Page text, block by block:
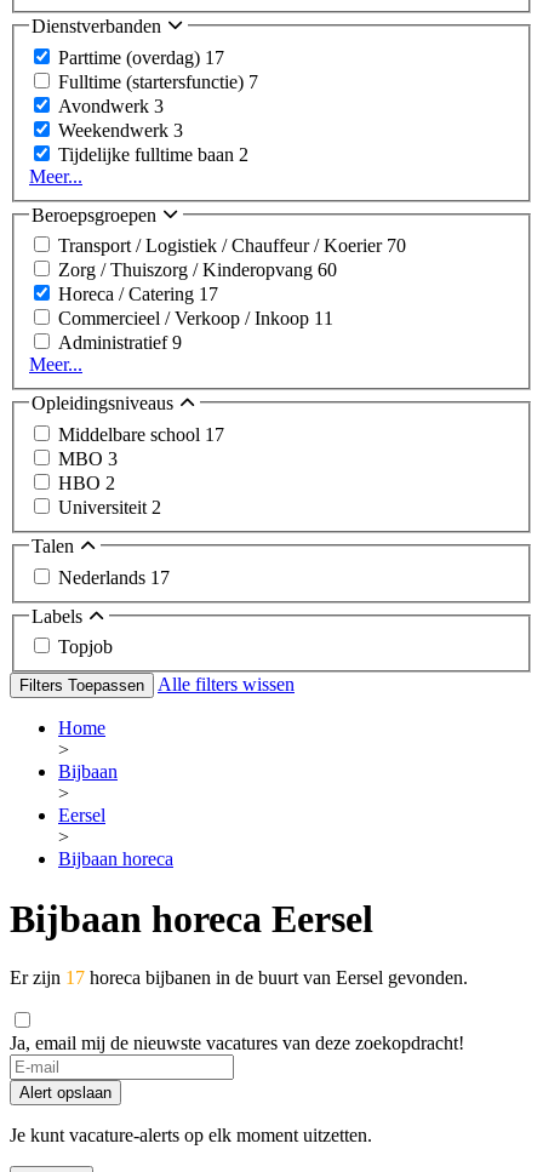
Dienstverbanden
Parttime (overdag) 17
Fulltime (startersfunctie) 7
Avondwerk 3
Weekendwerk 3
Tijdelijke fulltime baan 2
Meer...
Beroepsgroepen
Transport / Logistiek / Chauffeur / Koerier 70
Zorg / Thuiszorg / Kinderopvang 60
Horeca / Catering 17
Commercieel / Verkoop / Inkoop 11
Administratief9
Meer...
Opleidingsniveaus
Middelbare school 17
MBO 3
HBO 2
Universiteit 2
Talen
Nederlands 17
Labels
Topjob
Filters Toepassen Alle filters wissen
Home
>
Bijbaan
>
Eersel
>
Bijbaan horeca
Bijbaan horeca Eersel
Er zijn 17 horeca bijbanen in de buurt van Eersel gevonden.
Ja, email mij de nieuwste vacatures van deze zoekopdracht!
Alert opslaan
Je kunt vacature-alerts op elk moment uitzetten.